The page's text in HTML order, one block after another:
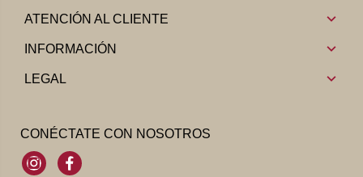
ATENCIÓN AL CLIENTE
INFORMACIÓN
LEGAL
CONÉCTATE CON NOSOTROS
InstagramFacebook